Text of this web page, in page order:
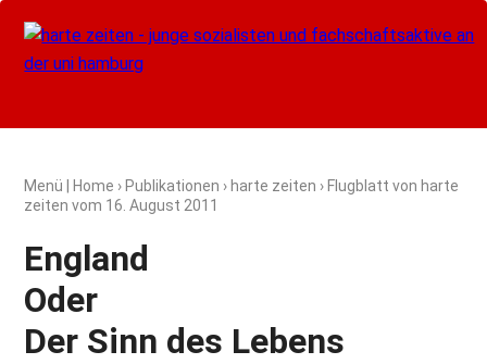
Menü Home › Publikationen › harte zeiten › Flugblatt von harte
zeiten vom 16. August 2011
England
Oder
Der Sinn des Lebens